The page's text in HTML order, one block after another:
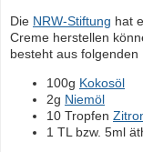
Die NRW-Stiftung hat
Creme herstellen
besteht aus folgenden
100g Kokosöl
2g Niemöl
10 Tropfen
1 TL bzw. 5ml